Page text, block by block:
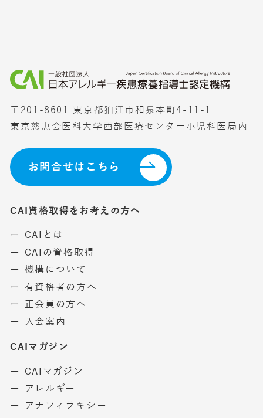
〒201-8601 東京都狛江市和泉本町4-11-1
東京慈恵会医科大学西部医療センター小児科医局内
お問合せはこちら
CAI資格取得をお考えの方へ
ー CAIとは
ー CAIの資格取得
ー 機構について
ー 有資格者の方へ
ー 正会員の方へ
ー 入会案内
CAIマガジン
ー CAIマガジン
ー アレルギー
ー アナフィラキシー